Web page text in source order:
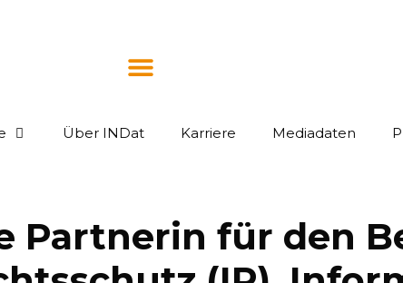
Über INDat Karriere Mediadaten
Partnerin für den